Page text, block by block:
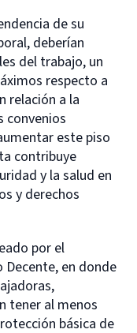
de su
deberían
del trabajo, un
respecto a
relación a la
convenios
este piso
contribuye
y la salud en
y derechos
por el
en donde
tener al menos
básica de